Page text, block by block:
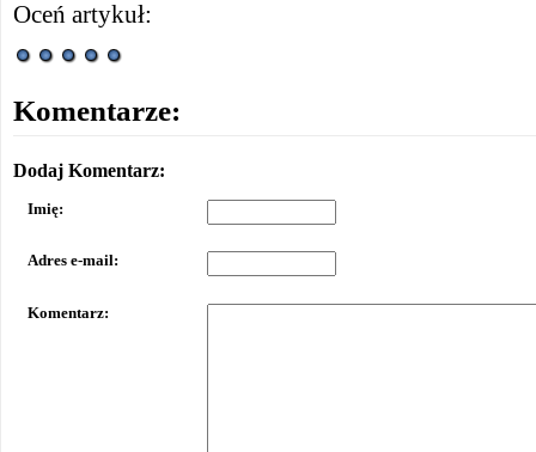
Oceń artykuł:
Komentarze:
Dodaj Komentarz:
Imię:
Adres e-mail:
Komentarz: